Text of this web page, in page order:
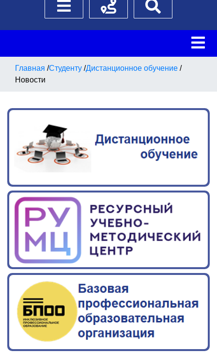
Боковое менюСхема проезда
Главная /Студенту /Дистанционное обучение /
Новости